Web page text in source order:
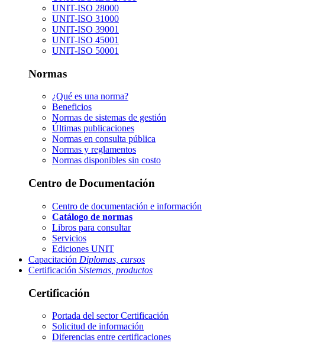
UNIT-ISO 28000
UNIT-ISO 31000
UNIT-ISO 39001
UNIT-ISO 45001
UNIT-ISO 50001
Normas
¿Qué es una norma?
Beneficios
Normas de sistemas de gestión
Últimas publicaciones
Normas en consulta pública
Normas y reglamentos
Normas disponibles sin costo
Centro de Documentación
Centro de documentación e información
Catálogo de normas
Libros para consultar
Servicios
Ediciones UNIT
Capacitación Diplomas, cursos
Certificación Sistemas, productos
Certificación
Portada del sectorCertificación
Solicitud de información
Diferencias entre certificaciones